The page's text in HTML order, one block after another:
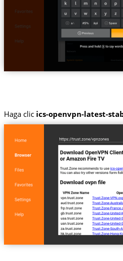
Haga clic ics-openvpn-latest-